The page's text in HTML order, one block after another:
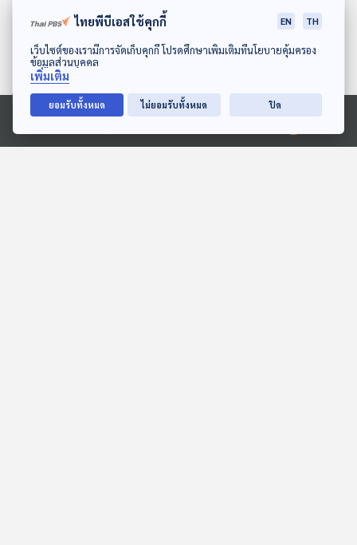
ดาวน์โหลด Thai PBS Podcast Application
Ⓒ 2020 องค์การกระจายเสียงและแพร่ภาพสาธารณะแห่งประเทศไทย
EP. 176: ทักษิณรอดคุก นัด
ถกเศรษฐา | วิวาทะรอบใหม่
เศรษฐา-เศรษฐพุฒิ |
ตำแหน่ง
คุยให้คิด
อ.วีระ นั่งพิจารณางบ 68 |
คุยให้คิด
ไทยพีบีเอสใช้คุกกี้ EN TH
เว็บไซต์ของเรามีการจัดเก็บคุกกี้ โปรดศึกษาเพิ่มเติมที่นโยบายคุ้มครอง
ข้อมูลส่วนบุคคล
เพิ่มเติม
ยอมรับทั้งหมด ไม่ยอมรับทั้งหมด ปิด